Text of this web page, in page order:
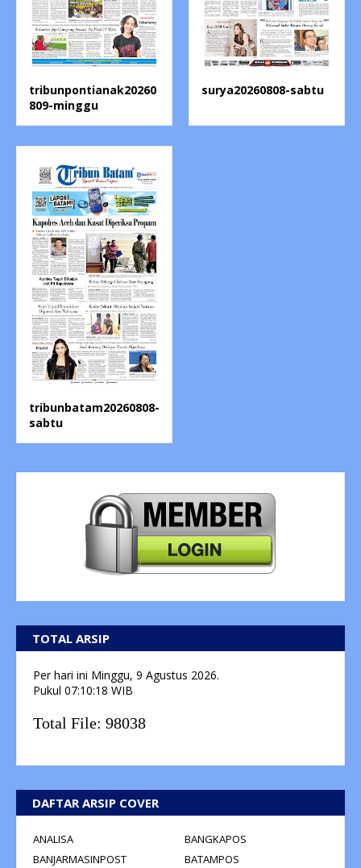
tribunpontianak20260
809-minggu
surya20260808-sabtu
tribunbatam20260808-
sabtu
TOTAL ARSIP
Per hari ini Minggu, 9 Agustus 2026.
Pukul 07:10:18 WIB
Total File: 98038
DAFTAR ARSIP COVER
ANALISA
BANGKAPOS
BANJARMASINPOST
BATAMPOS